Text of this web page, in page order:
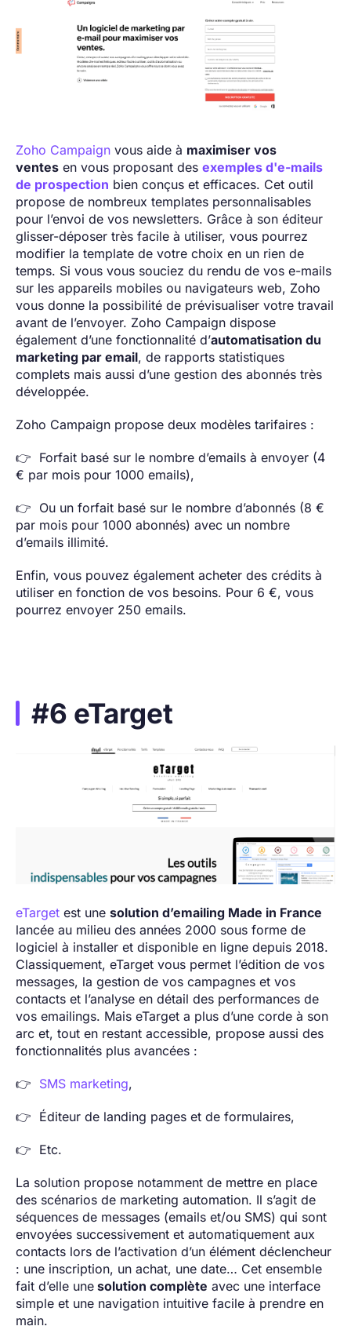
Zoho Campaign vous aide à maximiser vos
ventes en vous proposant des exemples d'e-mails
de prospection bien conçus et efficaces. Cet outil
propose de nombreux templates personnalisables
pour l’envoi de vos newsletters. Grâce à son éditeur
glisser-déposer très facile à utiliser, vous pourrez
modifier la template de votre choix en un rien de
temps. Si vous vous souciez du rendu de vos e-mails
sur les appareils mobiles ou navigateurs web, Zoho
vous donne la possibilité de prévisualiser votre travail
avant de l’envoyer. Zoho Campaign dispose
également d’une fonctionnalité d’automatisation du
marketing par email, de rapports statistiques
complets mais aussi d’une gestion des abonnés très
développée.
Zoho Campaign propose deux modèles tarifaires :
👉 Forfait basé sur le nombre d’emails à envoyer (4
€ par mois pour 1000 emails),
👉 Ou un forfait basé sur le nombre d’abonnés (8 €
par mois pour 1000 abonnés) avec un nombre
d’emails illimité.
Enfin, vous pouvez également acheter des crédits à
utiliser en fonction de vos besoins. Pour 6 €, vous
pourrez envoyer 250 emails.
#6 eTarget
eTarget est une solution d’emailing Made in France
lancée au milieu des années 2000 sous forme de
logiciel à installer et disponible en ligne depuis 2018.
Classiquement, eTarget vous permet l’édition de vos
messages, la gestion de vos campagnes et vos
contacts et l’analyse en détail des performances de
vos emailings. Mais eTarget a plus d’une corde à son
arc et, tout en restant accessible, propose aussi des
fonctionnalités plus avancées :
👉 SMS marketing,
👉 Éditeur de landing pages et de formulaires,
👉 Etc.
La solution propose notamment de mettre en place
des scénarios de marketing automation. Il s’agit de
séquences de messages (emails et/ou SMS) qui sont
envoyées successivement et automatiquement aux
contacts lors de l’activation d’un élément déclencheur
: une inscription, un achat, une date… Cet ensemble
fait d’elle une solution complète avec une interface
simple et une navigation intuitive facile à prendre en
main.